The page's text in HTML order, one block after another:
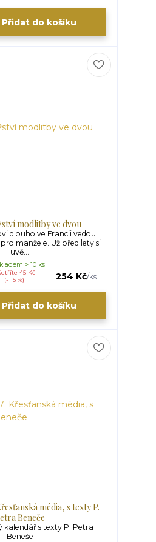
Přidat do košíku
modlitby ve dvou
dlouho ve Francii vedou
manžele. Už před lety si
uvě...
45 Kč
(- 15 %)
254 Kč/ks
> 10 ks
Přidat do košíku
média, s texty P.
Beneěe
kalendář s texty P. Petra
Beneše